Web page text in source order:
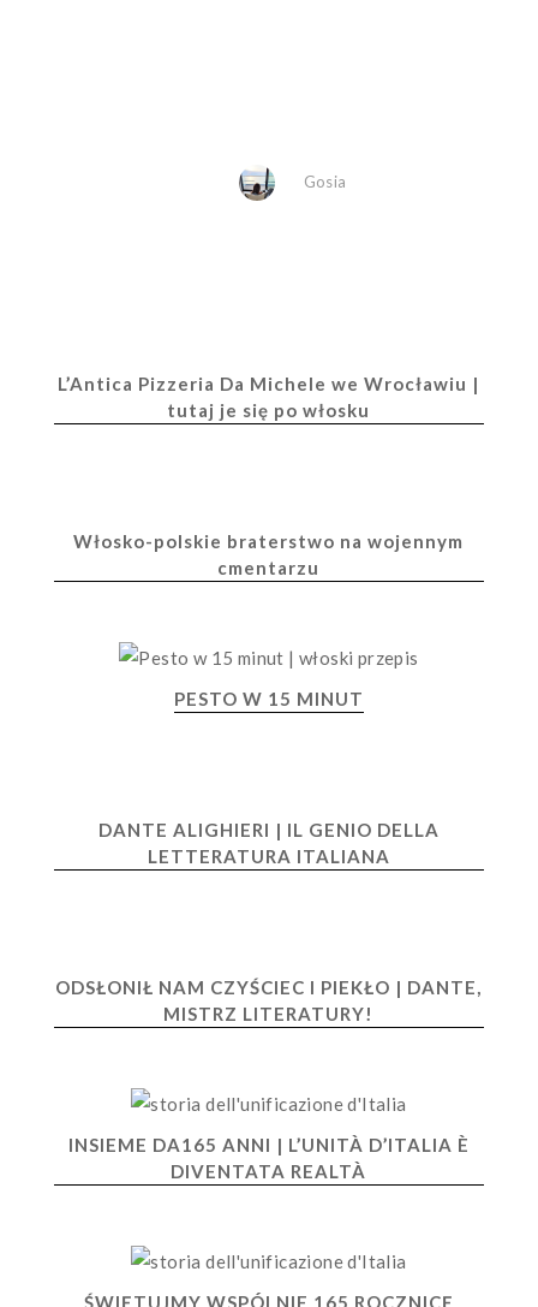
Gosia
L’Antica Pizzeria Da Michele we Wrocławiu |
tutaj je się po włosku
Włosko-polskie braterstwo na wojennym
cmentarzu
PESTO W 15 MINUT
DANTE ALIGHIERI | IL GENIO DELLA
LETTERATURA ITALIANA
ODSŁONIŁ NAM CZYŚCIEC I PIEKŁO | DANTE,
MISTRZ LITERATURY!
INSIEME DA165 ANNI | L’UNITÀ D’ITALIA È
DIVENTATA REALTÀ
ŚWIĘTUJMY WSPÓLNIE 165 ROCZNICĘ